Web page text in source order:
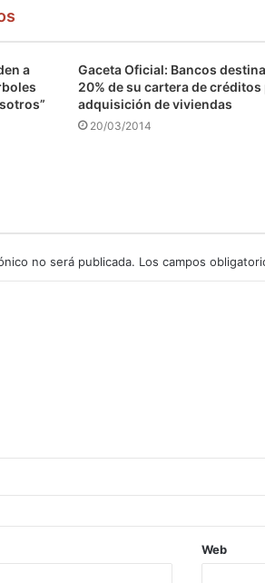
a
Gaceta Oficial: Bancos
20% de su cartera de créditos
adquisición de viviendas
20/03/2014
no será publicada. Los campos
Web